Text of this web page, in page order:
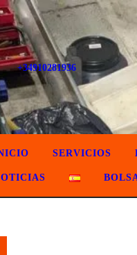
+34910281936
SERVICIOS